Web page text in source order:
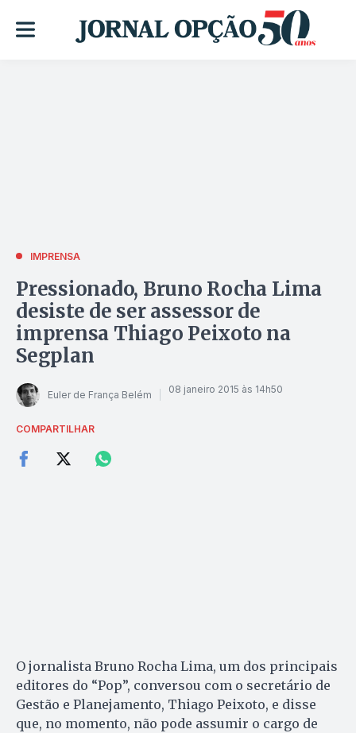
IMPRENSA
Pressionado, Bruno Rocha Lima
desiste de ser assessor de
imprensa Thiago Peixoto na
Segplan
Euler de França Belém 08 janeiro 2015 às 14h50
COMPARTILHAR
O jornalista Bruno Rocha Lima, um dos principais
editores do “Pop”, conversou com o secretário de
Gestão e Planejamento, Thiago Peixoto, e disse
que, no momento, não pode assumir o cargo de